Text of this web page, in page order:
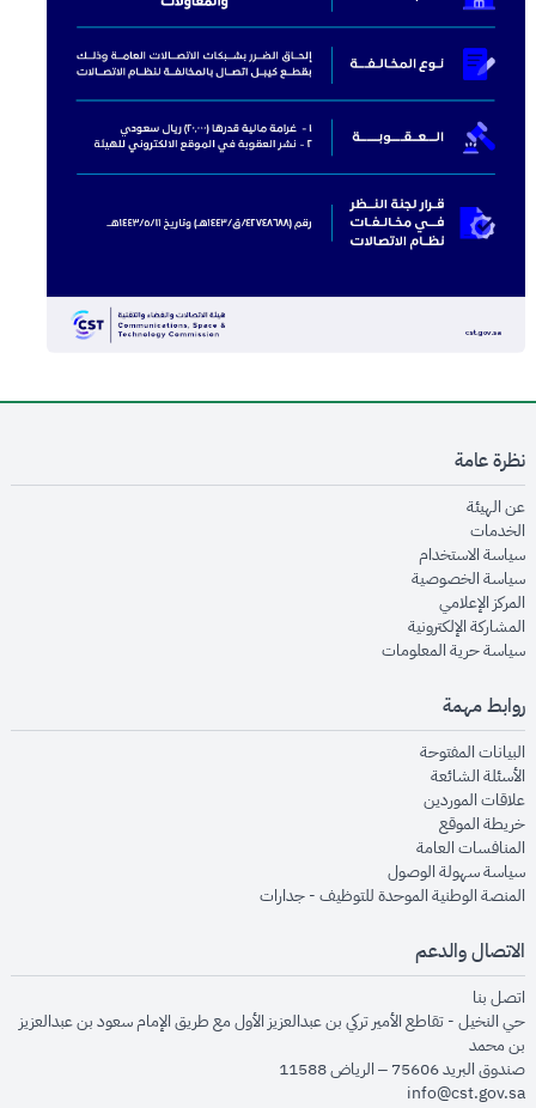
نظرة عامة
عن الهيئةopens in new window
الخدماتopens in new window
سياسة الاستخدام
سياسة الخصوصيةopens in new window
المركز الإعلاميopens in new window
المشاركة الإلكترونيةopens in new window
سياسة حرية المعلوماتopens in new window
روابط مهمة
البيانات المفتوحةopens in new window
الأسئلة الشائعةopens in new window
علاقات الموردينopens in new window
خريطة الموقعopens in new window
المنافسات العامةopens in new window
سياسة سهولة الوصولopens in new window
المنصة الوطنية الموحدة للتوظيف - جداراتopens in new window
الاتصال والدعم
اتصل بنا
حي النخيل - تقاطع الأمير تركي بن عبدالعزيز الأول مع طريق الإمام سعود بن عبدالعزيز
بن محمد
صندوق البريد 75606 – الرياض 11588
info@cst.gov.sa